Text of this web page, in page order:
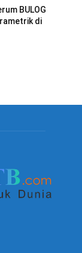
BULOG
di